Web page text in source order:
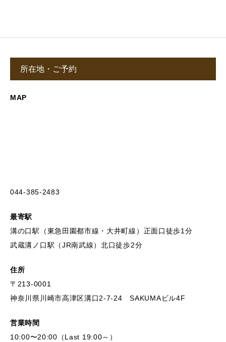
所在地・ご予約
MAP
044-385-2483
最寄駅
溝の口駅（東急田園都市線・大井町線）正面口徒歩1分
武蔵溝ノ口駅（JR南武線）北口徒歩2分
住所
〒213-0001
神奈川県川崎市高津区溝口2-7-24 SAKUMAビル4F
営業時間
10:00〜20:00（Last 19:00～）